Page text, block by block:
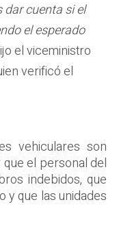
cuenta si el
el esperado
el viceministro
verificó el
vehiculares son
el personal del
indebidos, que
y que las unidades